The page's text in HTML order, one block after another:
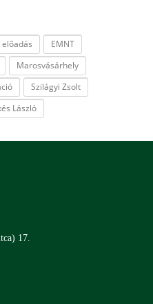
előadás
EMNT
Marosvásárhely
Szilágyi Zsolt
László
17.